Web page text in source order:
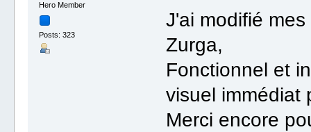
Hero Member
Posts: 323
J'ai modifié
Zurga,
Fonctionnel et
visuel immédiat
Merci encore